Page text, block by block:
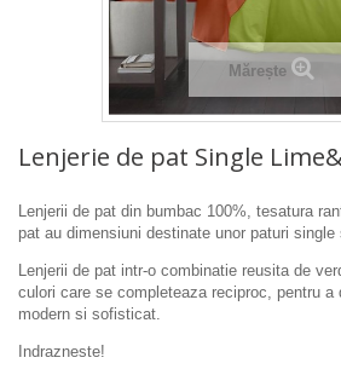
Mărește
Lenjerie de pat Single
Lenjerii de pat din bumbac 100%, tesatura
pat au dimensiuni destinate unor paturi
Lenjerii de pat intr-o combinatie reusita de
culori care se completeaza reciproc, pentru a
modern si sofisticat.
Indrazneste!